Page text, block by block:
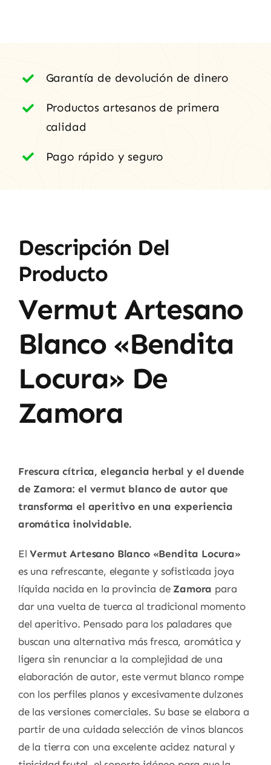
Garantía de devolución de dinero
Productos artesanos de primera
calidad
Pago rápido y seguro
Descripción Del
Producto
Vermut Artesano
Blanco «Bendita
Locura» De
Zamora
Frescura cítrica, elegancia herbal y el duende
de Zamora: el vermut blanco de autor que
transforma el aperitivo en una experiencia
aromática inolvidable.
ElVermut Artesano Blanco «Bendita Locura»
es una refrescante, elegante y sofisticada joya
líquida nacida en la provincia deZamora para
dar una vuelta de tuerca al tradicional momento
del aperitivo. Pensado para los paladares que
buscan una alternativa más fresca, aromática y
ligera sin renunciar a la complejidad de una
elaboración de autor, este vermut blanco rompe
con los perfiles planos y excesivamente dulzones
de las versiones comerciales. Su base se elabora a
partir de una cuidada selección de vinos blancos
de la tierra con una excelente acidez natural y